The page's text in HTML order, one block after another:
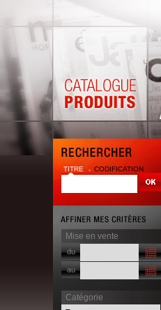
TITRE CODIFICATION
Mise en vente
du
au
Catégorie